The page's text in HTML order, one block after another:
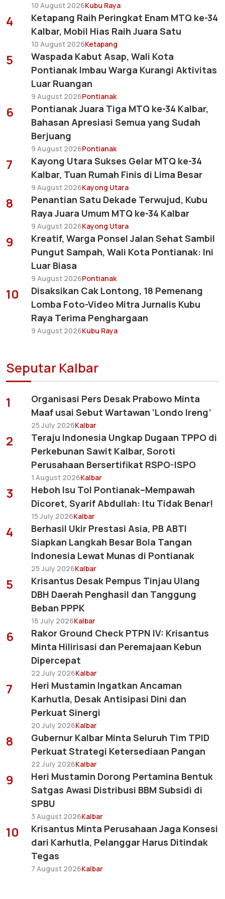
10 August 2026Kubu Raya
4
Ketapang Raih Peringkat Enam MTQ ke-34
Kalbar, Mobil Hias Raih Juara Satu
10 August 2026Ketapang
5
Waspada Kabut Asap, Wali Kota
Pontianak Imbau Warga Kurangi Aktivitas
Luar Ruangan
9 August 2026Pontianak
6
Pontianak Juara Tiga MTQ ke-34 Kalbar,
Bahasan Apresiasi Semua yang Sudah
Berjuang
9 August 2026Pontianak
7
Kayong Utara Sukses Gelar MTQ ke-34
Kalbar, Tuan Rumah Finis di Lima Besar
9 August 2026Kayong Utara
8
Penantian Satu Dekade Terwujud, Kubu
Raya Juara Umum MTQ ke-34 Kalbar
9 August 2026Kayong Utara
9
Kreatif, Warga Ponsel Jalan Sehat Sambil
Pungut Sampah, Wali Kota Pontianak: Ini
Luar Biasa
9 August 2026Pontianak
10
Disaksikan Cak Lontong, 18 Pemenang
Lomba Foto-Video Mitra Jurnalis Kubu
Raya Terima Penghargaan
9 August 2026Kubu Raya
Seputar Kalbar
1
Organisasi Pers Desak Prabowo Minta
Maaf usai Sebut Wartawan ‘Londo Ireng’
25 July 2026Kalbar
2
Teraju Indonesia Ungkap Dugaan TPPO di
Perkebunan Sawit Kalbar, Soroti
Perusahaan Bersertifikat RSPO-ISPO
1 August 2026Kalbar
3
Heboh Isu Tol Pontianak–Mempawah
Dicoret, Syarif Abdullah: Itu Tidak Benar!
15 July 2026Kalbar
4
Berhasil Ukir Prestasi Asia, PB ABTI
Siapkan Langkah Besar Bola Tangan
Indonesia Lewat Munas di Pontianak
25 July 2026Kalbar
5
Krisantus Desak Pempus Tinjau Ulang
DBH Daerah Penghasil dan Tanggung
Beban PPPK
16 July 2026Kalbar
6
Rakor Ground Check PTPN IV: Krisantus
Minta Hilirisasi dan Peremajaan Kebun
Dipercepat
22 July 2026Kalbar
7
Heri Mustamin Ingatkan Ancaman
Karhutla, Desak Antisipasi Dini dan
Perkuat Sinergi
20 July 2026Kalbar
8
Gubernur Kalbar Minta Seluruh Tim TPID
Perkuat Strategi Ketersediaan Pangan
22 July 2026Kalbar
9
Heri Mustamin Dorong Pertamina Bentuk
Satgas Awasi Distribusi BBM Subsidi di
SPBU
3 August 2026Kalbar
10
Krisantus Minta Perusahaan Jaga Konsesi
dari Karhutla, Pelanggar Harus Ditindak
Tegas
7 August 2026Kalbar